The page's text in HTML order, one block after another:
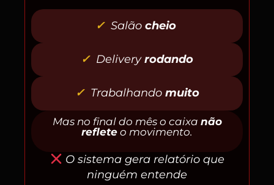
✓Salão cheio
✓Deliveryrodando
✓ Trabalhando muito
Mas no final do mês o caixa não
reflete o movimento.
O sistema gera relatório que
ninguém entende